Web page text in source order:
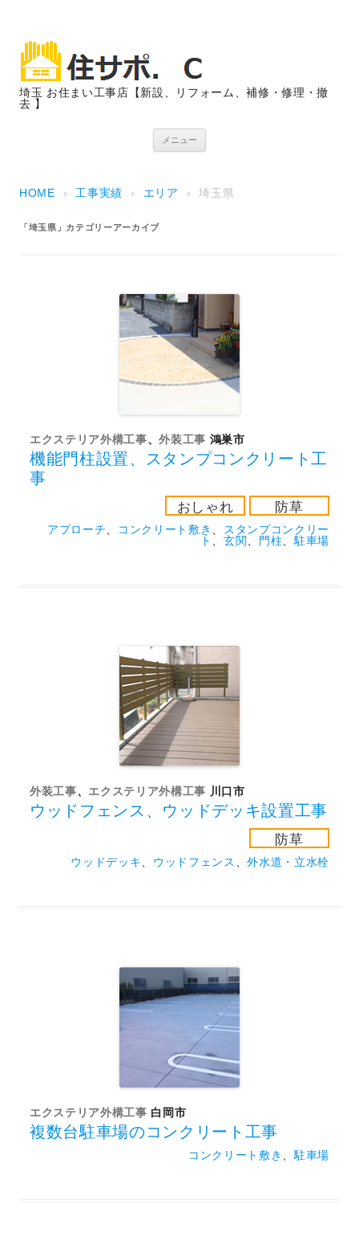
埼玉 お住まい工事店【新設、リフォーム、補修・修理・撤
去 】
メニュー
HOME › 工事実績 › エリア › 埼玉県
「埼玉県 」カテゴリーアーカイブ
エクステリア外構工事、外装工事 鴻巣市
機能門柱設置、スタンプコンクリート工
事
おしゃれ 防草
アプローチ コンクリート敷き
スタンプコンクリー
ト
玄関 門柱 駐車場
外装工事、 エクステリア外構工事 川口市
ウッドフェンス、ウッドデッキ設置工事
防草
ウッドデッキ ウッドフェンス 、外水道・立水栓
エクステリア外構工事 白岡市
複数台駐車場のコンクリート工事
コンクリート敷き 駐車場